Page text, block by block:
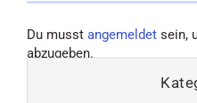
Du musst angemeldet sein,
abzugeben.